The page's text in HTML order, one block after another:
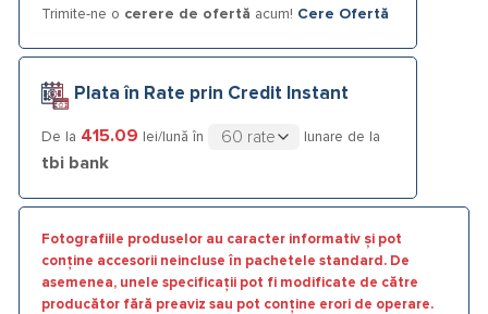
Trimite-ne o cerere de ofertă acum! Cere Ofertă
Plata în Rate prin Credit Instant
De la 415.09 lei/lună în lunare de la
tbi bank
Fotografiile produselor au caracter informativ și pot
conține accesorii neincluse în pachetele standard. De
asemenea, unele specificații pot fi modificate de către
producător fără preaviz sau pot conține erori de operare.